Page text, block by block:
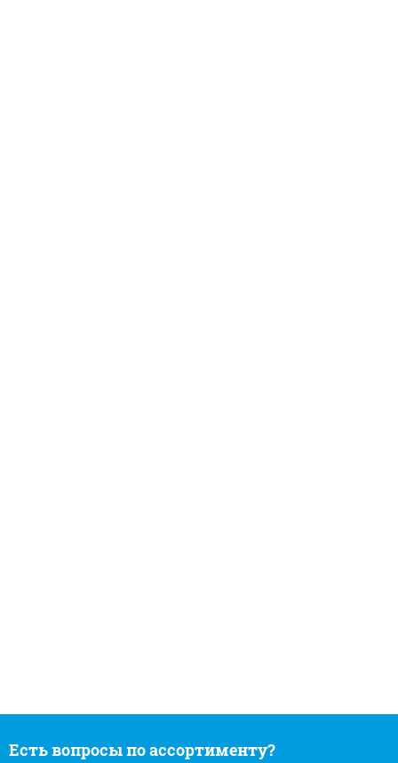
Есть вопросы по ассортименту?